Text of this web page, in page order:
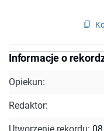
Informacje o
Opiekun:
Redaktor:
Utworzenie rekordu: